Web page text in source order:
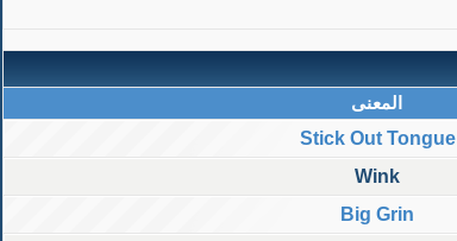
المعنى
Stick Out Tongue
Wink
Big Grin